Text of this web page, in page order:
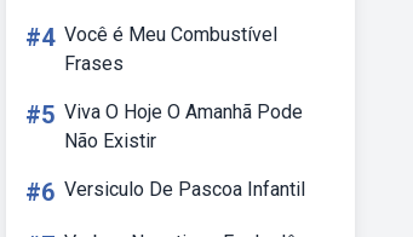
#4 Você é Meu Combustível
Frases
#5 Viva O Hoje O Amanhã Pode
Não Existir
#6 Versiculo De Pascoa Infantil